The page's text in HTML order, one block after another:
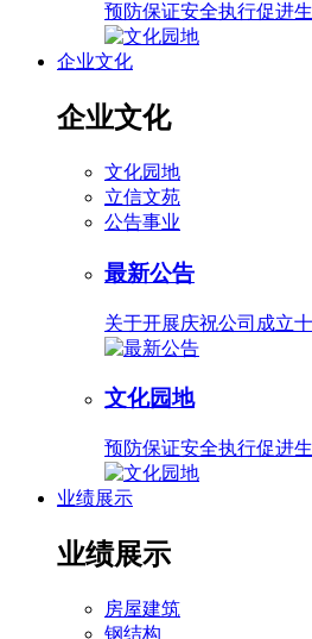
预防保证安全执行促进
企业文化
企业文化
文化园地
立信文苑
公告事业
最新公告
关于开展庆祝公司成立
文化园地
预防保证安全执行促进
业绩展示
业绩展示
房屋建筑
钢结构